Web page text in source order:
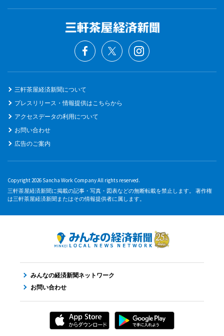
三軒茶屋経済新聞について
プレスリリース・情報提供はこちらから
アクセスデータの利用について
お問い合わせ
広告のご案内
Copyright 2026 Sancha Work Company All rights reserved.
三軒茶屋経済新聞に掲載の記事・写真・図表などの無断転載を禁止します。 著作権
は三軒茶屋経済新聞またはその情報提供者に属します。
みんなの経済新聞ネットワーク
お問い合わせ